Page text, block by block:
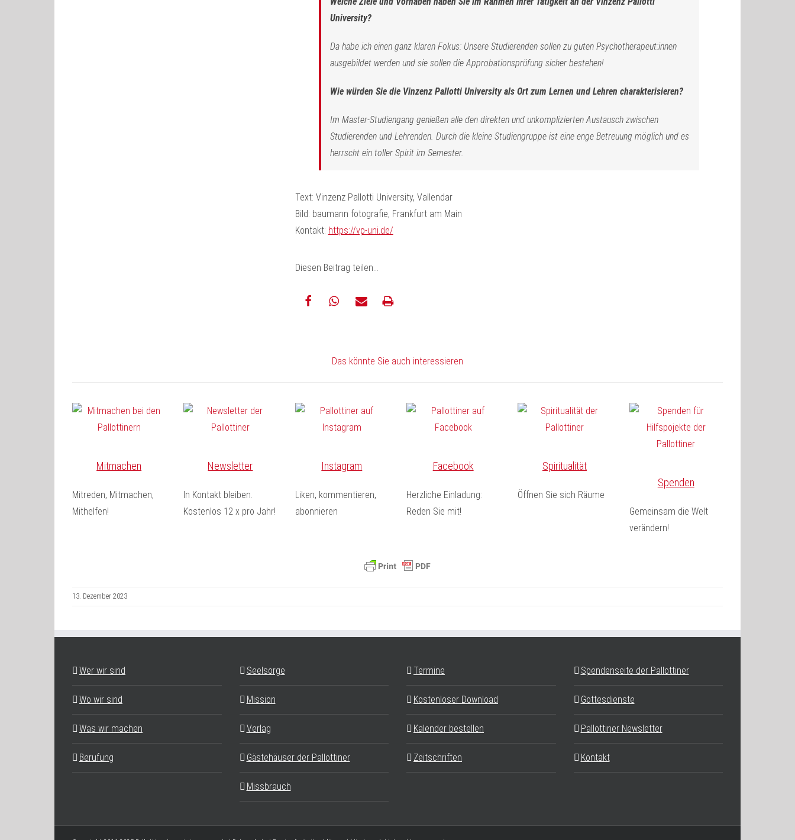
University?
Da habe ich einen ganz klaren Fokus: Unsere Studierenden sollen zu guten Psychotherapeut:innen
ausgebildet werden und sie sollen die Approbationsprüfung sicher bestehen!
Wie würden Sie die Vinzenz Pallotti University als Ort zum Lernen und Lehren charakterisieren?
Im Master-Studiengang genießen alle den direkten und unkomplizierten Austausch zwischen
Studierenden und Lehrenden. Durch die kleine Studiengruppe ist eine enge Betreuung möglich und es
herrscht ein toller Spirit im Semester.
Text: Vinzenz Pallotti University, Vallendar
Bild: baumann fotografie, Frankfurt am Main
Kontakt: https://vp-uni.de/
Diesen Beitrag teilen…
Das könnte Sie auch interessieren
Mitmachen
Mitreden, Mitmachen,
Mithelfen!
Newsletter
In Kontakt bleiben.
Kostenlos 12 x pro Jahr!
Instagram
Liken, kommentieren,
abonnieren
Facebook
Herzliche Einladung:
Reden Sie mit!
Spiritualität
Öffnen Sie sich Räume
Spenden
Gemeinsam die Welt
verändern!
13. Dezember 2023
Wer wir sind
Wo wir sind
Was wir machen
Berufung
Seelsorge
Mission
Verlag
Gästehäuser der Pallottiner
Missbrauch
Termine
Kostenloser Download
Kalender bestellen
Zeitschriften
Spendenseite der Pallottiner
Gottesdienste
Pallottiner Newsletter
Kontakt